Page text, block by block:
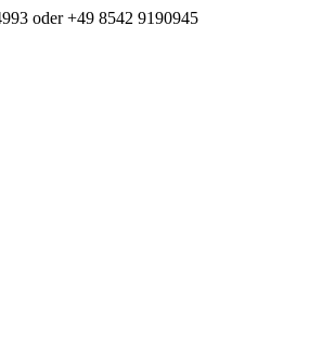
oder +49 8542 9190945